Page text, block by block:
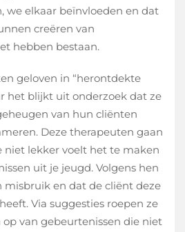
we elkaar beïnvloeden en dat
creëren van
hebben bestaan.
geloven in “herontdekte
het blijkt uit onderzoek dat ze
van hun cliënten
Deze therapeuten gaan
niet lekker voelt het te maken
uit je jeugd. Volgens hen
misbruik en dat de cliënt deze
Via suggesties roepen ze
van gebeurtenissen die niet